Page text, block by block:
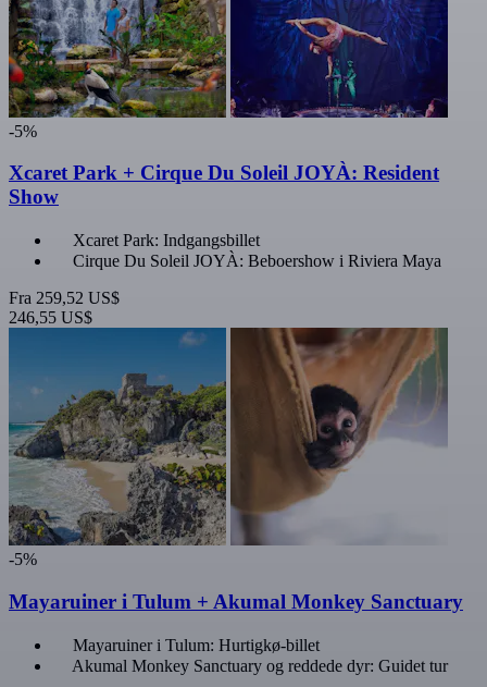
-5%
Xcaret Park + Cirque Du Soleil JOYÀ: Resident
Show
Xcaret Park: Indgangsbillet
Cirque Du Soleil JOYÀ: Beboershow i Riviera Maya
Fra 259,52 US$
246,55 US$
-5%
Mayaruiner i Tulum + Akumal Monkey Sanctuary
Mayaruiner i Tulum: Hurtigkø-billet
Akumal Monkey Sanctuary og reddede dyr: Guidet tur